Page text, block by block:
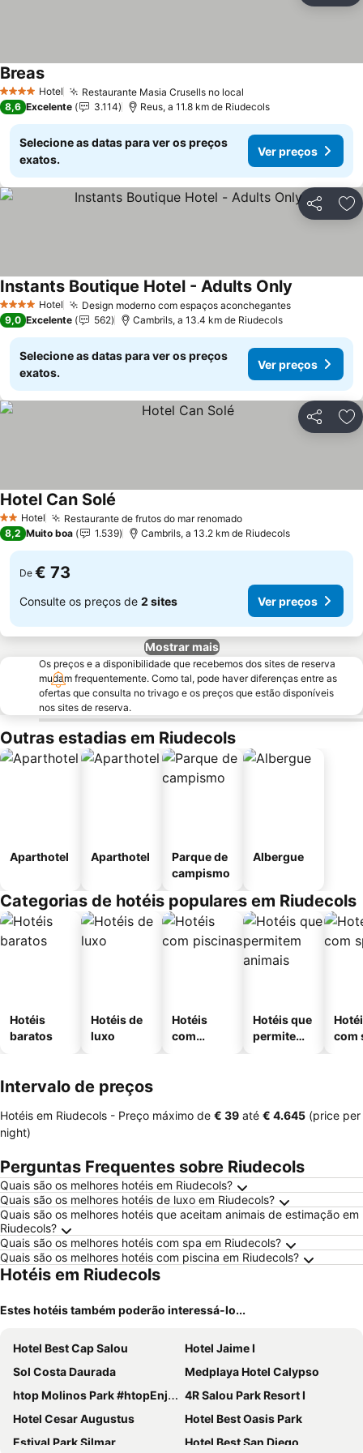
4 EstrelasHotel Restaurante Masia Crusells no local
BreasVer preços
8,6 Excelente 3.114 Reus, a 11.8 km de Riudecols
Selecione as datas para ver os preços
exatos.
Ver preços
Partilhar
4 EstrelasHotel Design moderno com espaços aconchegantesVer preços
Instants Boutique Hotel - Adults Only
9,0 Excelente 562 Cambrils, a 13.4 km de Riudecols
Selecione as datas para ver os preços
exatos.
Ver preços
Partilhar
2 Estrelas
Hotel Restaurante de frutos do mar renomadoVer preços
Hotel Can Solé
8,2 Muito boa 1.539 Cambrils, a 13.2 km de Riudecols
De € 73
Consulte os preços de 2 sites Ver preços
Mostrar mais
Os preços e a disponibilidade que recebemos dos sites de reserva
mudam frequentemente. Como tal, pode haver diferenças entre as
ofertas que consulta no trivago e os preços que estão disponíveis
nos sites de reserva.
Outras estadias em Riudecols
Aparthotel Aparthotel
Parque de
campismo
Albergue
Categorias de hotéis populares em Riudecols
Hotéis
baratos
Hotéis de
luxo
Hotéis
com
Hotéis que
permitem
com
Intervalo de preços
Hotéis em Riudecols - Preço máximo de ‎€ 39 até ‎€ 4.645 (price per
night)
Perguntas Frequentes sobre Riudecols
Quais são os melhores hotéis em Riudecols?
Quais são os melhores hotéis de luxo em Riudecols?
Quais são os melhores hotéis que aceitam animais de estimação em
Riudecols?
Quais são os melhores hotéis com spa em Riudecols?
Quais são os melhores hotéis com piscina em Riudecols?
Hotéis em Riudecols
Estes hotéis também poderão interessá-lo...
Hotel Best Cap Salou
Hotel Jaime I
Sol Costa Daurada
Medplaya Hotel Calypso
htop Molinos Park #htopEnjoy
4R Salou Park Resort I
Hotel Cesar Augustus
Hotel Best Oasis Park
Estival Park Silmar
Hotel Best San Diego